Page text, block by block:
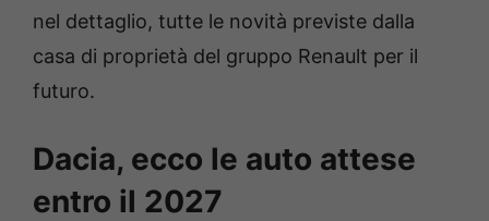
nel dettaglio, tutte le novità previste dalla
casa di proprietà del gruppo Renault per il
futuro.
Dacia, ecco le auto attese
entro il 2027